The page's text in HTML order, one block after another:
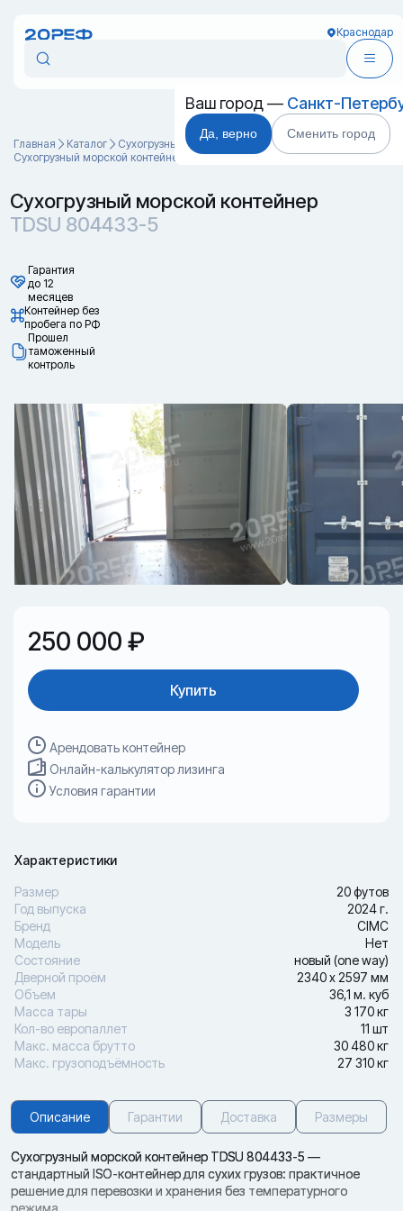
Краснодар
Ваш город — Санкт-
Да, верно Сменить город
Главная Каталог
Cухогрузные морские контейнеры
Сухогрузный морской контейнер TDSU 804433-5
Сухогрузный морской контейнер
TDSU 804433-5
Гарантия
до 12
месяцев
Контейнер без
пробега по РФ
Прошел
таможенный
контроль
250 000 ₽
Купить
Арендовать контейнер
Онлайн-калькулятор лизинга
Условия гарантии
Характеристики
Размер
20 футов
Год выпуска
2024 г.
Бренд
CIMC
Модель
Нет
Состояние
новый (one way)
Дверной проём
2340 х 2597 мм
Объем
36,1 м. куб
Масса тары
3 170 кг
Кол-во европаллет
11 шт
Макс. масса брутто
30 480 кг
Макс. грузоподъёмность
27 310 кг
Описание Гарантии Доставка Размеры
Сухогрузный морской контейнер TDSU 804433-5 —
стандартный ISO-контейнер для сухих грузов: практичное
решение для перевозки и хранения без температурного
режима.